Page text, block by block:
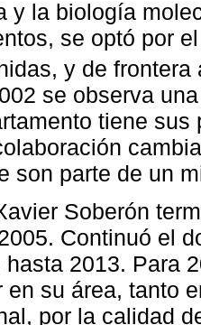
y la biología
se optó por
y de frontera
se observa
tiene
son parte de un
Soberón
Continuó el
hasta 2013. Para
en su área, tanto
por la calidad